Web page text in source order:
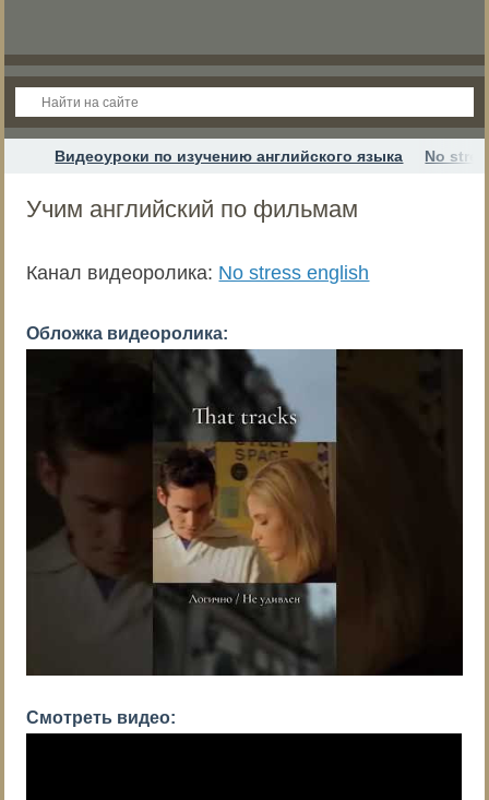
Видеоуроки по изучению английского языка No
Учим английский по фильмам
Канал видеоролика: No stress english
Обложка видеоролика:
Смотреть видео: